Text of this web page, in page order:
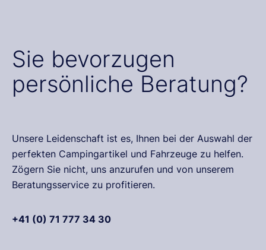
Sie bevorzugen
persönliche Beratung?
Unsere Leidenschaft ist es, Ihnen bei der Auswahl der
perfekten Campingartikel und Fahrzeuge zu helfen.
Zögern Sie nicht, uns anzurufen und von unserem
Beratungsservice zu profitieren.
+41 (0) 71 777 34 30